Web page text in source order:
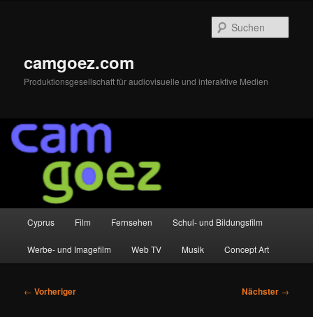
camgoez.com
Produktionsgesellschaft für audiovisuelle und interaktive Medien
Cyprus Film Fernsehen Schul- und Bildungsfilm
Werbe- und Imagefilm Web TV Musik Concept Art
Beitragsnavigation
← Vorheriger Nächster →